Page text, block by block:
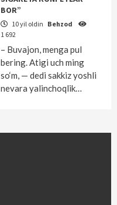
BOR”
10 yil oldin Behzod
1 692
– Buvajon, menga pul
bering. Atigi uch ming
so‘m, — dedi sakkiz yoshli
nevara yalinchoqlik…